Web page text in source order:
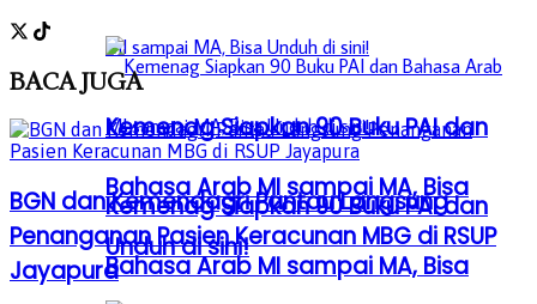
Kemenag Siapkan 90 Buku PAI dan
Bahasa Arab MI sampai MA, Bisa
Unduh di sini!
Kemenag Siapkan 90 Buku PAI dan
Bahasa Arab MI sampai MA, Bisa
BACAJUGA
BGN dan Kemendagri Pantau Langsung
Penanganan Pasien Keracunan MBG di RSUP
Jayapura